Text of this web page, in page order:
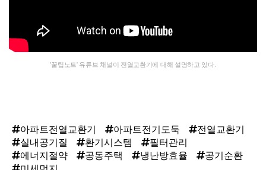
'꿀팁노트' 유튜브 채널이 전열교환기에 대해 설명하고 있다.
아파트전열교환기 아파트전기도둑
전열교환기
실내공기질
환기시스템
필터관리
에너지절약
공동주택 냉난방효율
공기순환